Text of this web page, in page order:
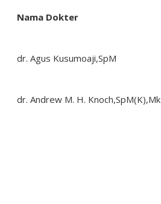
Nama Dokter
dr. Agus Kusumoaji,SpM
dr. Andrew M. H. Knoch,SpM(K),Mk